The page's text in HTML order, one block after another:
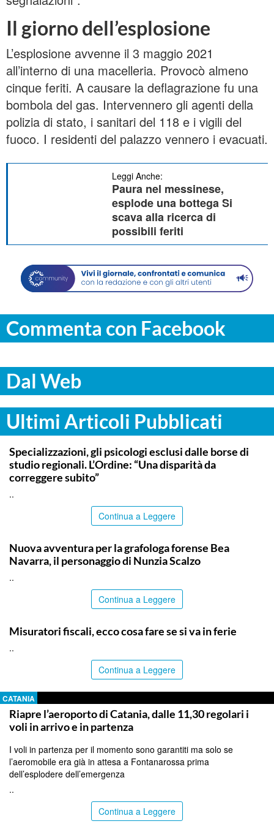
Il giorno dell’esplosione
L’esplosione avvenne il 3 maggio 2021
all’interno di una macelleria. Provocò almeno
cinque feriti. A causare la deflagrazione fu una
bombola del gas. Intervennero gli agenti della
polizia di stato, i sanitari del 118 e i vigili del
fuoco. I residenti del palazzo vennero i evacuati.
Leggi Anche:
Paura nel messinese,
esplode una bottega Si
scava alla ricerca di
possibili feriti
Commenta con Facebook
Dal Web
Ultimi Articoli Pubblicati
COMMUNITY
Specializzazioni, gli psicologi esclusi dalle borse di
studio regionali. L’Ordine: “Una disparità da
correggere subito”
..
Continua a Leggere
Nuova avventura per la grafologa forense Bea
Navarra, il personaggio di Nunzia Scalzo
..
Continua a Leggere
Misuratori fiscali, ecco cosa fare se si va in ferie
..
Continua a Leggere
CATANIA
Riapre l’aeroporto di Catania, dalle 11,30 regolari i
voli in arrivo e in partenza
I voli in partenza per il momento sono garantiti ma solo se
l’aeromobile era già in attesa a Fontanarossa prima
dell’esplodere dell’emergenza
..
Continua a Leggere